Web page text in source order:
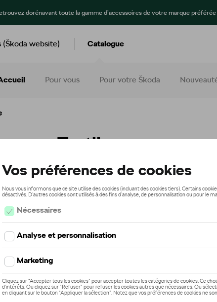
dorénavant toute la gamme d’accessoires de votre marque
(Škoda website) Catalogue
Pour vous Pour votre Škoda
Textile